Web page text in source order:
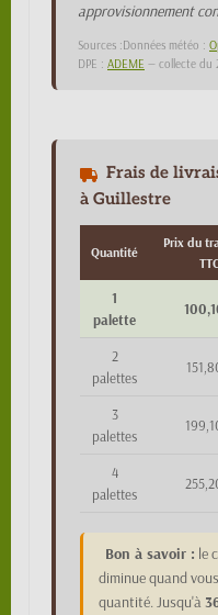
approvisionnement
Sources :Données météo :
DPE : ADEME — collecte du
Frais de
à Guillestre
Quantité
Prix du
1
palette
2
palettes
3
palettes
4
palettes
Bon à savoir : le
diminue quand
quantité. Jusqu'à